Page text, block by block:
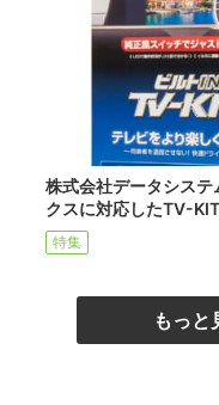
株式会社データシステ
クスに対応したTV-
特集
もっと